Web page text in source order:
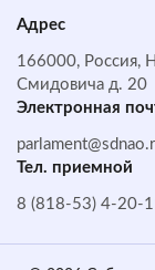
Адрес
166000, Россия,
Смидовича д. 20
Электронная
Тел. приемной
8 (818-53) 4-20-